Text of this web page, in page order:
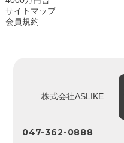
サイトマップ
会員規約
株式会社ASLIKE
047-362-0888